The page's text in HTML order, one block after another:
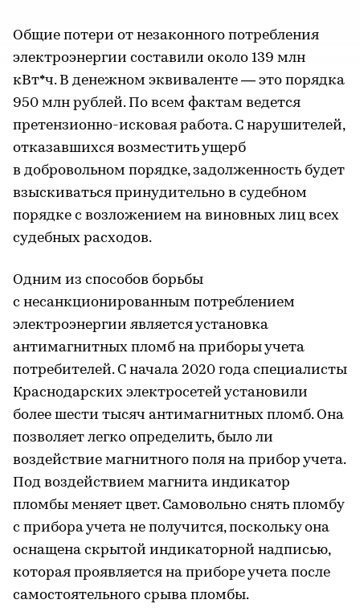
Общие потери от незаконного потребления
электроэнергии составили около 139 млн
кВт*ч. В денежном эквиваленте — это порядка
950 млн рублей. По всем фактам ведется
претензионно-исковая работа. С нарушителей,
отказавшихся возместить ущерб
в добровольном порядке, задолженность будет
взыскиваться принудительно в судебном
порядке с возложением на виновных лиц всех
судебных расходов.
Одним из способов борьбы
с несанкционированным потреблением
электроэнергии является установка
антимагнитных пломб на приборы учета
потребителей. С начала 2020 года специалисты
Краснодарских электросетей установили
более шести тысяч антимагнитных пломб. Она
позволяет легко определить, было ли
воздействие магнитного поля на прибор учета.
Под воздействием магнита индикатор
пломбы меняет цвет. Самовольно снять пломбу
с прибора учета не получится, поскольку она
оснащена скрытой индикаторной надписью,
которая проявляется на приборе учета после
самостоятельного срыва пломбы.